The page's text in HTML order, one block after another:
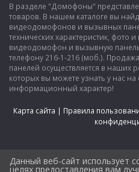
В разделе "Домофоны"
товаров. В нашем каталоге вы
видеодомофонов и вызывных
технических характеристик, фото
видеодомофон и вызывную
телефону 216-1-216 (моб.).
панелей осуществляется в наших
которых вы можете узнать у нас
информационный характер!
Карта сайта | Правила
Данный веб-сайт использует
целях предоставления вам